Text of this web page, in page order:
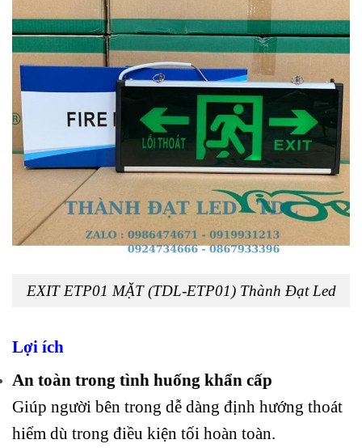
EXIT ETP01 MẶT (TDL-ETP01) Thành Đạt Led
Lợi ích
An toàn trong tình huống khẩn cấp
Giúp người bên trong dễ dàng định hướng thoát
hiểm dù trong điều kiện tối hoàn toàn.